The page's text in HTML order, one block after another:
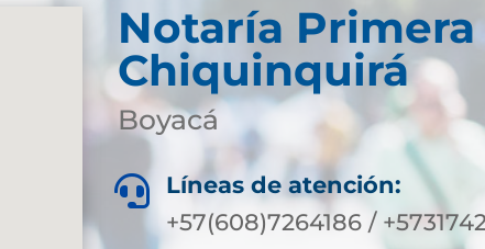
Notaría
Chiquinquirá
Boyacá

Líneas de atención:
+57(608)7264186 /